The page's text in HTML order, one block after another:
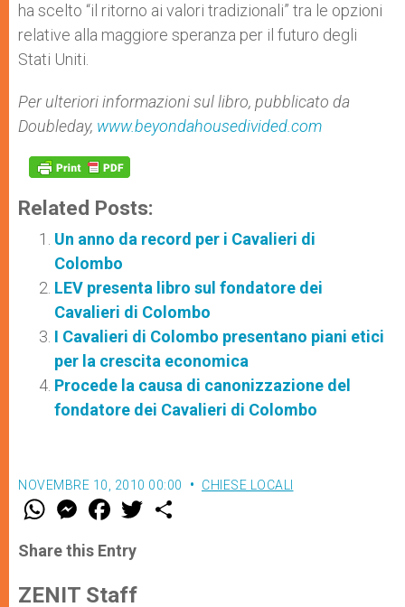
ha scelto “il ritorno ai valori tradizionali” tra le opzioni
relative alla maggiore speranza per il futuro degli
Stati Uniti.
Per ulteriori informazioni sul libro, pubblicato da
Doubleday, www.beyondahousedivided.com
Related Posts:
Un anno da record per i Cavalieri di
Colombo
LEV presenta libro sul fondatore dei
Cavalieri di Colombo
I Cavalieri di Colombo presentano piani etici
per la crescita economica
Procede la causa di canonizzazione del
fondatore dei Cavalieri di Colombo
NOVEMBRE 10, 2010 00:00 CHIESE LOCALI
W
t
s
p
p
M
e
s
e
g
e
F
a
e
b
o
k
w
Share this Entry
ZENIT Staff